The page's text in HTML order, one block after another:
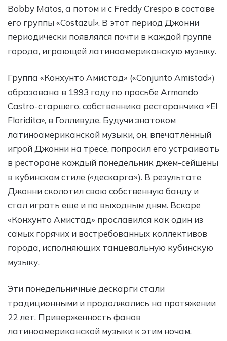
Bobby Matos, а потом и с Freddy Crespo в составе
его группы «Costazul». В этот период Джонни
периодически появлялся почти в каждой группе
города, играющей латиноамериканскую музыку.
Группа «Конхунто Амистад» («Conjunto Amistad»)
образована в 1993 году по просьбе Armando
Castro-старшего, собственника ресторанчика «El
Floridita», в Голливуде. Будучи знатоком
латиноамериканской музыки, он, впечатлённый
игрой Джонни на тресе, попросил его устраивать
в ресторане каждый понедельник джем-сейшены
в кубинском стиле («дескарга»). В результате
Джонни сколотил свою собственную банду и
стал играть еще и по выходным дням. Вскоре
«Конхунто Амистад» прославился как один из
самых горячих и востребованных коллективов
города, исполняющих танцевальную кубинскую
музыку.
Эти понедельничные дескарги стали
традиционными и продолжались на протяжении
22 лет. Приверженность фанов
латиноамериканской музыки к этим ночам,